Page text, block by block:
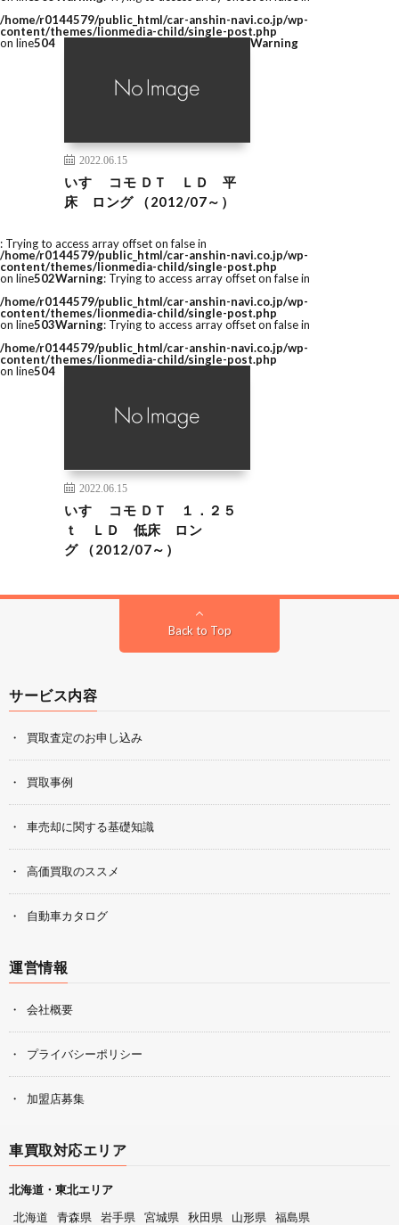
/home/r0144579/public_html/car-anshin-navi.co.jp/wp-
content/themes/lionmedia-child/single-post.php
on line504
2022.06.15
いすゞ コモ ＤＴ ＬＤ 平
床 ロング （2012/07～）
Warning
: Trying to access array offset on false in
/home/r0144579/public_html/car-anshin-navi.co.jp/wp-
content/themes/lionmedia-child/single-post.php
on line502Warning: Trying to access array offset on false in
/home/r0144579/public_html/car-anshin-navi.co.jp/wp-
content/themes/lionmedia-child/single-post.php
on line503Warning: Trying to access array offset on false in
/home/r0144579/public_html/car-anshin-navi.co.jp/wp-
content/themes/lionmedia-child/single-post.php
on line504
2022.06.15
いすゞ コモ ＤＴ １．２５
ｔ ＬＤ 低床 ロン
グ （2012/07～）
Back to Top
サービス内容
買取査定のお申し込み
買取事例
車売却に関する基礎知識
高価買取のススメ
自動車カタログ
運営情報
会社概要
プライバシーポリシー
加盟店募集
車買取対応エリア
北海道・東北エリア
北海道
青森県 岩手県 宮城県 秋田県 山形県
福島県